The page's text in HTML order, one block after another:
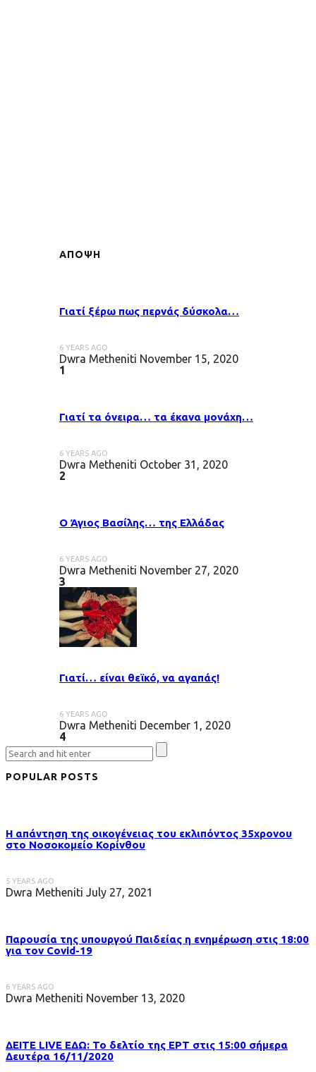
ΑΠΟΨΗ
Γιατί ξέρω πως περνάς δύσκολα…
6 YEARS AGO
Dwra Metheniti November 15, 2020
1
Γιατί τα όνειρα… τα έκανα μονάχη…
6 YEARS AGO
Dwra Metheniti October 31, 2020
2
Ο Άγιος Βασίλης… της Ελλάδας
6 YEARS AGO
Dwra Metheniti November 27, 2020
3
Γιατί… είναι θεϊκό, να αγαπάς!
6 YEARS AGO
Dwra Metheniti December 1, 2020
4
POPULAR POSTS
Η απάντηση της οικογένειας του εκλιπόντος 35χρονου
στo Νοσοκομείο Κορίνθου
5 YEARS AGO
Dwra Metheniti July 27, 2021
Παρουσία της υπουργού Παιδείας η ενημέρωση στις 18:00
για τον Covid-19
6 YEARS AGO
Dwra Metheniti November 13, 2020
ΔΕΙΤΕ LIVE ΕΔΩ: Το δελτίο της ΕΡΤ στις 15:00 σήμερα
Δευτέρα 16/11/2020